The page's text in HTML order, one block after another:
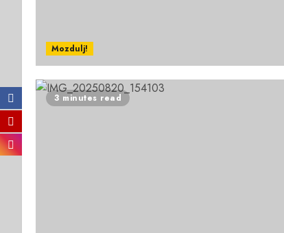
Mozdulj!
3 minutes read